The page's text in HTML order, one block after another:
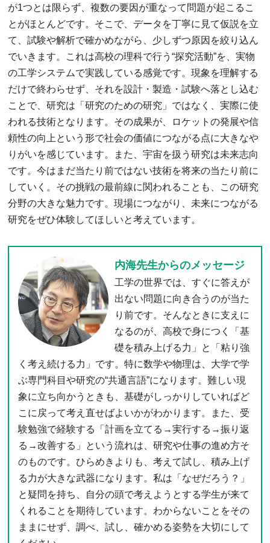
が1つとは限らず、複数の要因が重なって問題が起こるこ
とがほとんどです。そこで、データを丁寧に見て仮説を立
て、試験や解析で確かめながら、少しずつ原因を絞り込ん
でいきます。これは高校の理科で行う“探究活動”を、実物
の工学システムで実践している感覚です。現象を理解する
だけで終わらせず、それを設計・製造・試験へ落とし込む
ことで、研究は「研究のための研究」ではなく、実際に使
われる技術となります。その成果が、ロケットの発展や信
頼性の向上という形で社会の価値につながる点に大きなや
りがいを感じています。また、宇宙を扱う研究は未来志向
です。今はまだ当たり前ではない技術を将来の当たり前に
していく。その挑戦の最前線に関われることも、この研究
分野の大きな魅力です。現場につながり、未来につながる
研究をぜひ体験してほしいと考えています。
内海先生からのメッセージ
工学の世界では、すぐに答えが
出ない問題に向き合うのが当た
り前です。そんなときに支えに
なるのが、高校で身につく「基
礎を積み上げる力」と「粘り強
く考え続ける力」です。特に数学や物理は、大学で学
ぶ専門科目や研究の“共通言語”になります。難しい現
象に立ち向かうときも、基礎がしっかりしていればど
こに戻って考え直せばよいかがわかります。また、受
験勉強で経験する「計画を立てる→実行する→振り返
る→改善する」という流れは、研究や仕事の進め方そ
のものです。ひらめきよりも、考えて試し、積み上げ
る力が大きな武器になります。私は「なぜだろう？」
と疑問を持ち、自分の頭で考えようとする学生が来て
くれることを期待しています。わからないことをその
ままにせず、調べ、試し、確かめる姿勢を大切にして